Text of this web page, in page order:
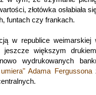
złotówka osłabiała
funtach czy frankach.
w republice
jeszcze większym
wydrukowanych
Adama Fergussona